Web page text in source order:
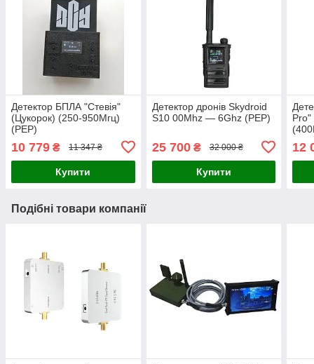
Детектор БПЛА "Стевія"
(Цукорок) (250-950Мгц)
(РЕР)
10 779 ₴ 11 347 ₴
Купити
Детектор дронів Skydroid
S10 00Мhz — 6Ghz (РЕР)
25 700₴ 32 000 ₴
Купити
Pro"
12
Подібні товари компанії